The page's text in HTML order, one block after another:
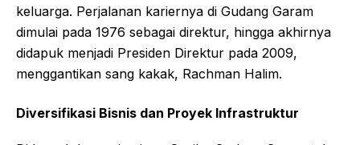
keluarga. Perjalanan kariernya di Gudang Garam
dimulai pada 1976 sebagai direktur, hingga akhirnya
didapuk menjadi Presiden Direktur pada 2009,
menggantikan sang kakak, Rachman Halim.
Diversifikasi Bisnis dan Proyek Infrastruktur